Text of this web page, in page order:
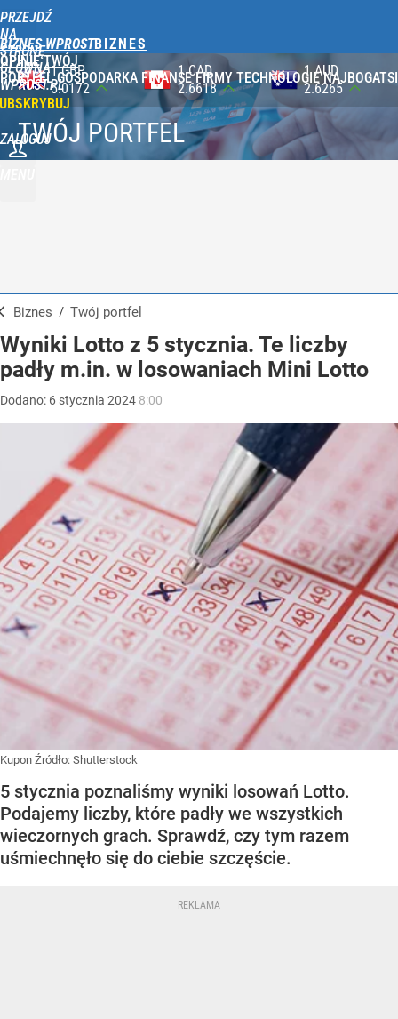
PRZEJDŹ
NA
STRONĘ
GŁÓWNĄ
WPROST.PL
BIZNES WPROST
OPINIE TWÓJ
PORTFEL GOSPODARKA FINANSE FIRMY TECHNOLOGIE NAJBOGATSI
ZALOGUJ
1 CAD
2.6618
1 AUD
2.6265
100 JPY
2.3565
TWÓJ PORTFEL
Biznes / Twój portfel
Wyniki Lotto z 5 stycznia. Te liczby
padły m.in. w losowaniach Mini Lotto
Dodano: 6 stycznia 2024 8:00
Kupon Źródło: Shutterstock
5 stycznia poznaliśmy wyniki losowań Lotto.
Podajemy liczby, które padły we wszystkich
wieczornych grach. Sprawdź, czy tym razem
uśmiechnęło się do ciebie szczęście.